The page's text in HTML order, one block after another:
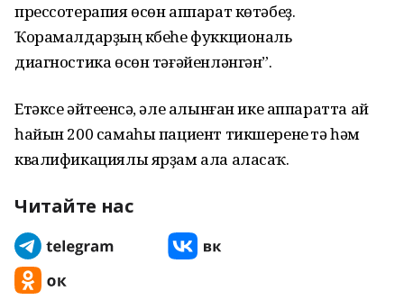
прессотерапия өсөн аппарат көтәбеҙ.
Ҡорамалдарҙың күбеһе фуккциональ
диагностика өсөн тәғәйенләнгән”.
Етәксе әйтеүенсә, әле алынған ике аппаратта ай
һайын 200 самаһы пациент тикшеренеү үтә һәм
квалификациялы ярҙам ала аласаҡ.
Читайте нас